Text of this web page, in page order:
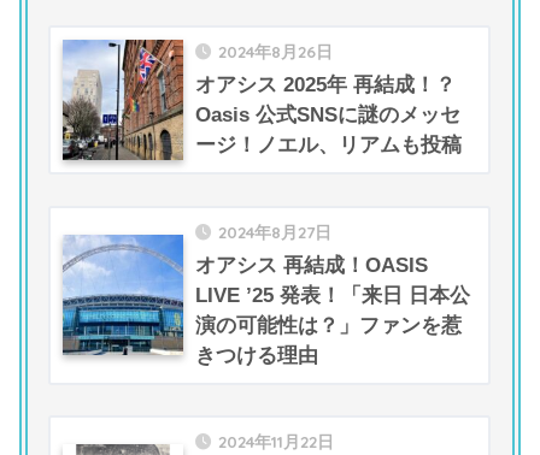
2024年8月26日
オアシス 2025年 再結成！？
Oasis 公式SNSに謎のメッセ
ージ！ノエル、リアムも投稿
2024年8月27日
オアシス 再結成！OASIS
LIVE ’25 発表！「来日 日本公
演の可能性は？」ファンを惹
きつける理由
2024年11月22日